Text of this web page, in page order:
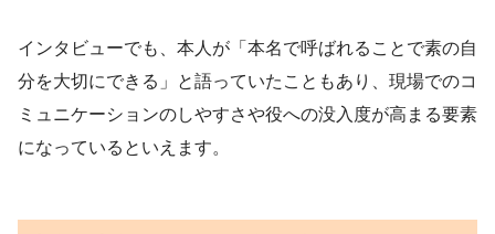
インタビューでも、本人が「本名で呼ばれることで素の自
分を大切にできる」と語っていたこともあり、現場でのコ
ミュニケーションのしやすさや役への没入度が高まる要素
になっているといえます。